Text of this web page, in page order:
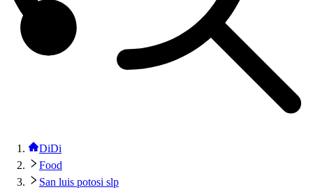
DiDi
Food
San luis potosi slp